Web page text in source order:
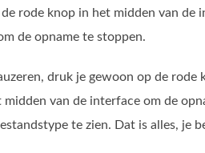
rode knop in het midden van
de opname te stoppen.
druk je gewoon op de
van de interface om de
te zien. Dat is alles, je